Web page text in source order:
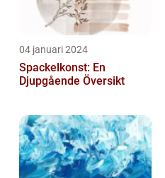
04 januari 2024
Spackelkonst: En
Djupgående Översikt